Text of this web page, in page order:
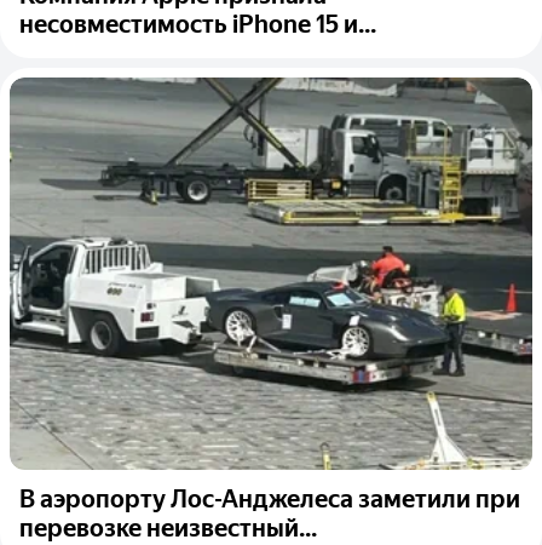
несовместимость iPhone 15 и...
В аэропорту Лос-Анджелеса заметили при
перевозке неизвестный...